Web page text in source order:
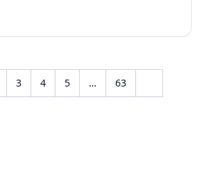
3 4 5 … 63